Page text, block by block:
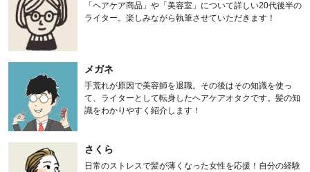
「ヘアケア商品」や「美容室」について詳しい20代後半の
ライター。楽しみながら執筆させていただきます！
メガネ
手荒れが原因で美容師を退職。その後はその知識を使っ
て、ライターとして転身したヘアケアオタクです。髪の知
識をわかりやすく紹介します！
さくら
日常のストレスで髪が薄くなった女性を応援！自分の経験